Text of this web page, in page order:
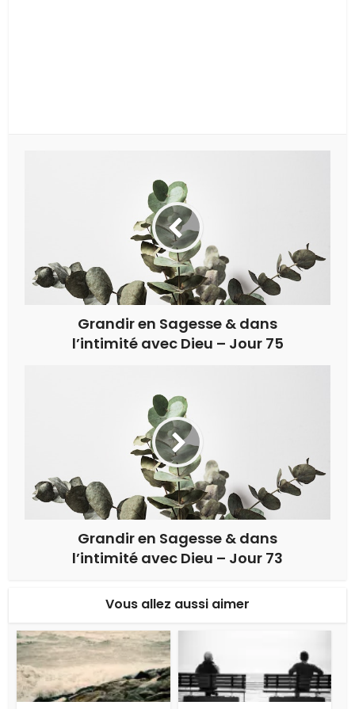
Grandir en Sagesse & dans
l’intimité avec Dieu – Jour 75
Grandir en Sagesse & dans
l’intimité avec Dieu – Jour 73
Vous allez aussi aimer